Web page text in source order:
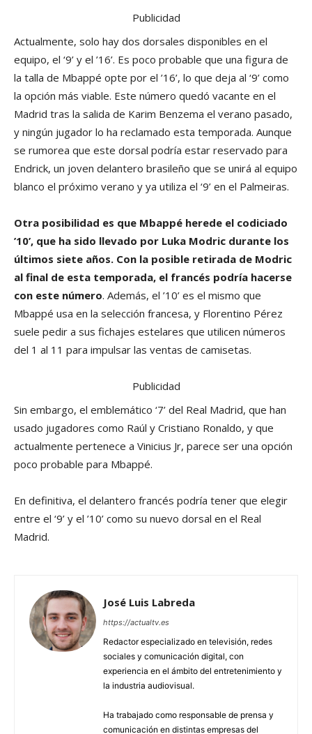
Publicidad
Actualmente, solo hay dos dorsales disponibles en el
equipo, el ‘9’ y el ’16’. Es poco probable que una figura de
la talla de Mbappé opte por el ’16’, lo que deja al ‘9’ como
la opción más viable. Este número quedó vacante en el
Madrid tras la salida de Karim Benzema el verano pasado,
y ningún jugador lo ha reclamado esta temporada. Aunque
se rumorea que este dorsal podría estar reservado para
Endrick, un joven delantero brasileño que se unirá al equipo
blanco el próximo verano y ya utiliza el ‘9’ en el Palmeiras.
Otra posibilidad es que Mbappé herede el codiciado
’10’, que ha sido llevado por Luka Modric durante los
últimos siete años. Con la posible retirada de Modric
al final de esta temporada, el francés podría hacerse
con este número. Además, el ’10’ es el mismo que
Mbappé usa en la selección francesa, y Florentino Pérez
suele pedir a sus fichajes estelares que utilicen números
del 1 al 11 para impulsar las ventas de camisetas.
Publicidad
Sin embargo, el emblemático ‘7’ del Real Madrid, que han
usado jugadores como Raúl y Cristiano Ronaldo, y que
actualmente pertenece a Vinicius Jr, parece ser una opción
poco probable para Mbappé.
En definitiva, el delantero francés podría tener que elegir
entre el ‘9’ y el ’10’ como su nuevo dorsal en el Real
Madrid.
José Luis Labreda
https://actualtv.es
Redactor especializado en televisión, redes
sociales y comunicación digital, con
experiencia en el ámbito del entretenimiento y
la industria audiovisual.
Ha trabajado como responsable de prensa y
comunicación en distintas empresas del